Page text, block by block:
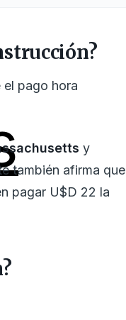
el pago hora
y
también afirma que
pagar U$D 22 la